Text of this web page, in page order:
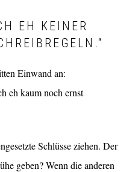
EH KEINER
Einwand an:
eh kaum noch ernst
Schlüsse ziehen. Der
geben? Wenn die anderen